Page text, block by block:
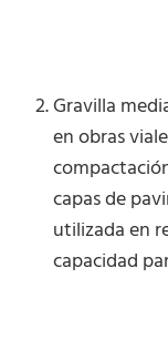
Gravilla
en obras
capas de
utilizada en
capacidad